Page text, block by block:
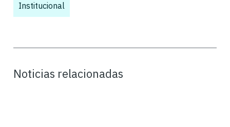
Institucional
Noticias relacionadas